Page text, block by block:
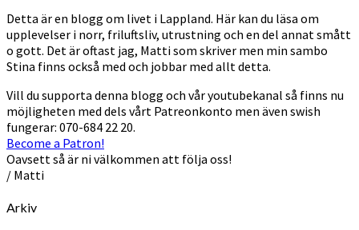
Detta är en blogg om livet i Lappland. Här kan du läsa om
upplevelser i norr, friluftsliv, utrustning och en del annat smått
o gott. Det är oftast jag, Matti som skriver men min sambo
Stina finns också med och jobbar med allt detta.
Vill du supporta denna blogg och vår youtubekanal så finns nu
möjligheten med dels vårt Patreonkonto men även swish
fungerar: 070-684 22 20.
Become a Patron!
Oavsett så är ni välkommen att följa oss!
/ Matti
Arkiv